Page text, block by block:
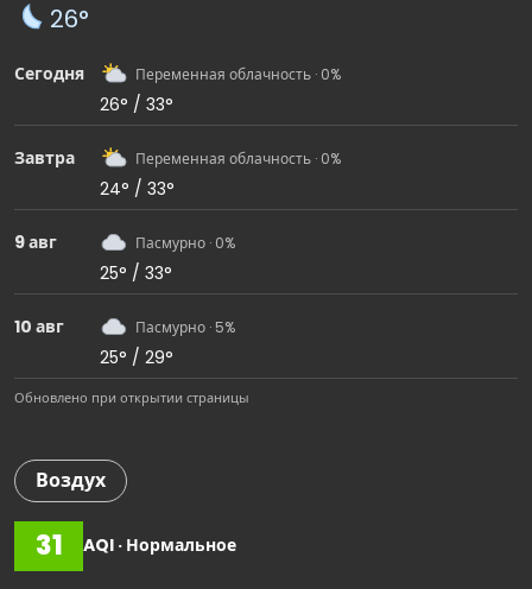
26°
Сегодня Переменная облачность · 0%
26° / 33°
Завтра Переменная облачность · 0%
24° / 33°
9 авг Пасмурно · 0%
25° / 33°
10 авг Пасмурно · 5%
25° / 29°
Обновлено при открытии страницы
Воздух
31 AQI · Нормальное